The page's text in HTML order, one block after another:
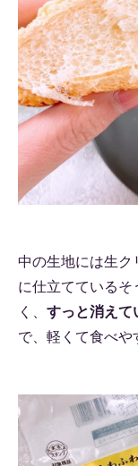
中の生地には生ク
に仕立てているそ
く、 すっと消えて
で、軽くて食べや